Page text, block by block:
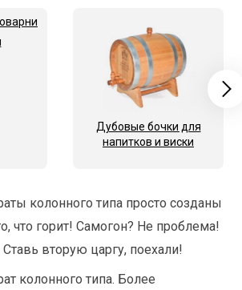
Дубовые бочки для
напитков и виски
колонного типа просто созданы
что горит! Самогон? Не проблема!
вторую царгу, поехали!
колонного типа. Более